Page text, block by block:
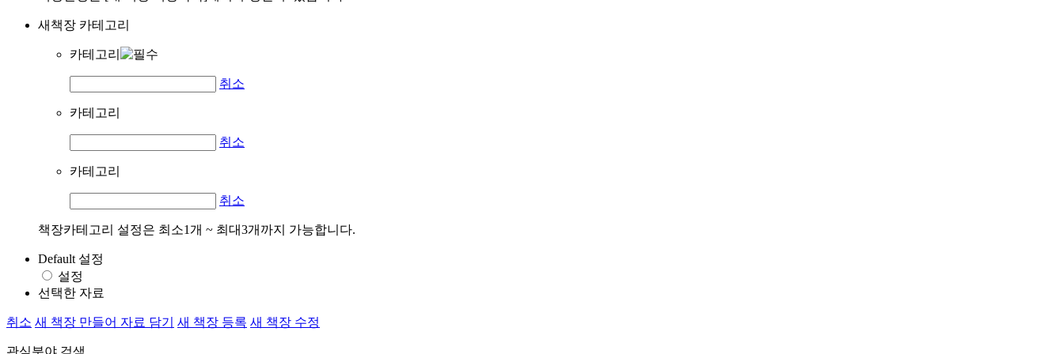
새책장 카테고리
카테고리
취소
카테고리
취소
카테고리
취소
책장카테고리 설정은 최소1개 ~ 최대3개까지 가능합니다.
Default 설정
설정
선택한 자료
취소 새 책장 만들어 자료 담기 새 책장 등록 새 책장 수정